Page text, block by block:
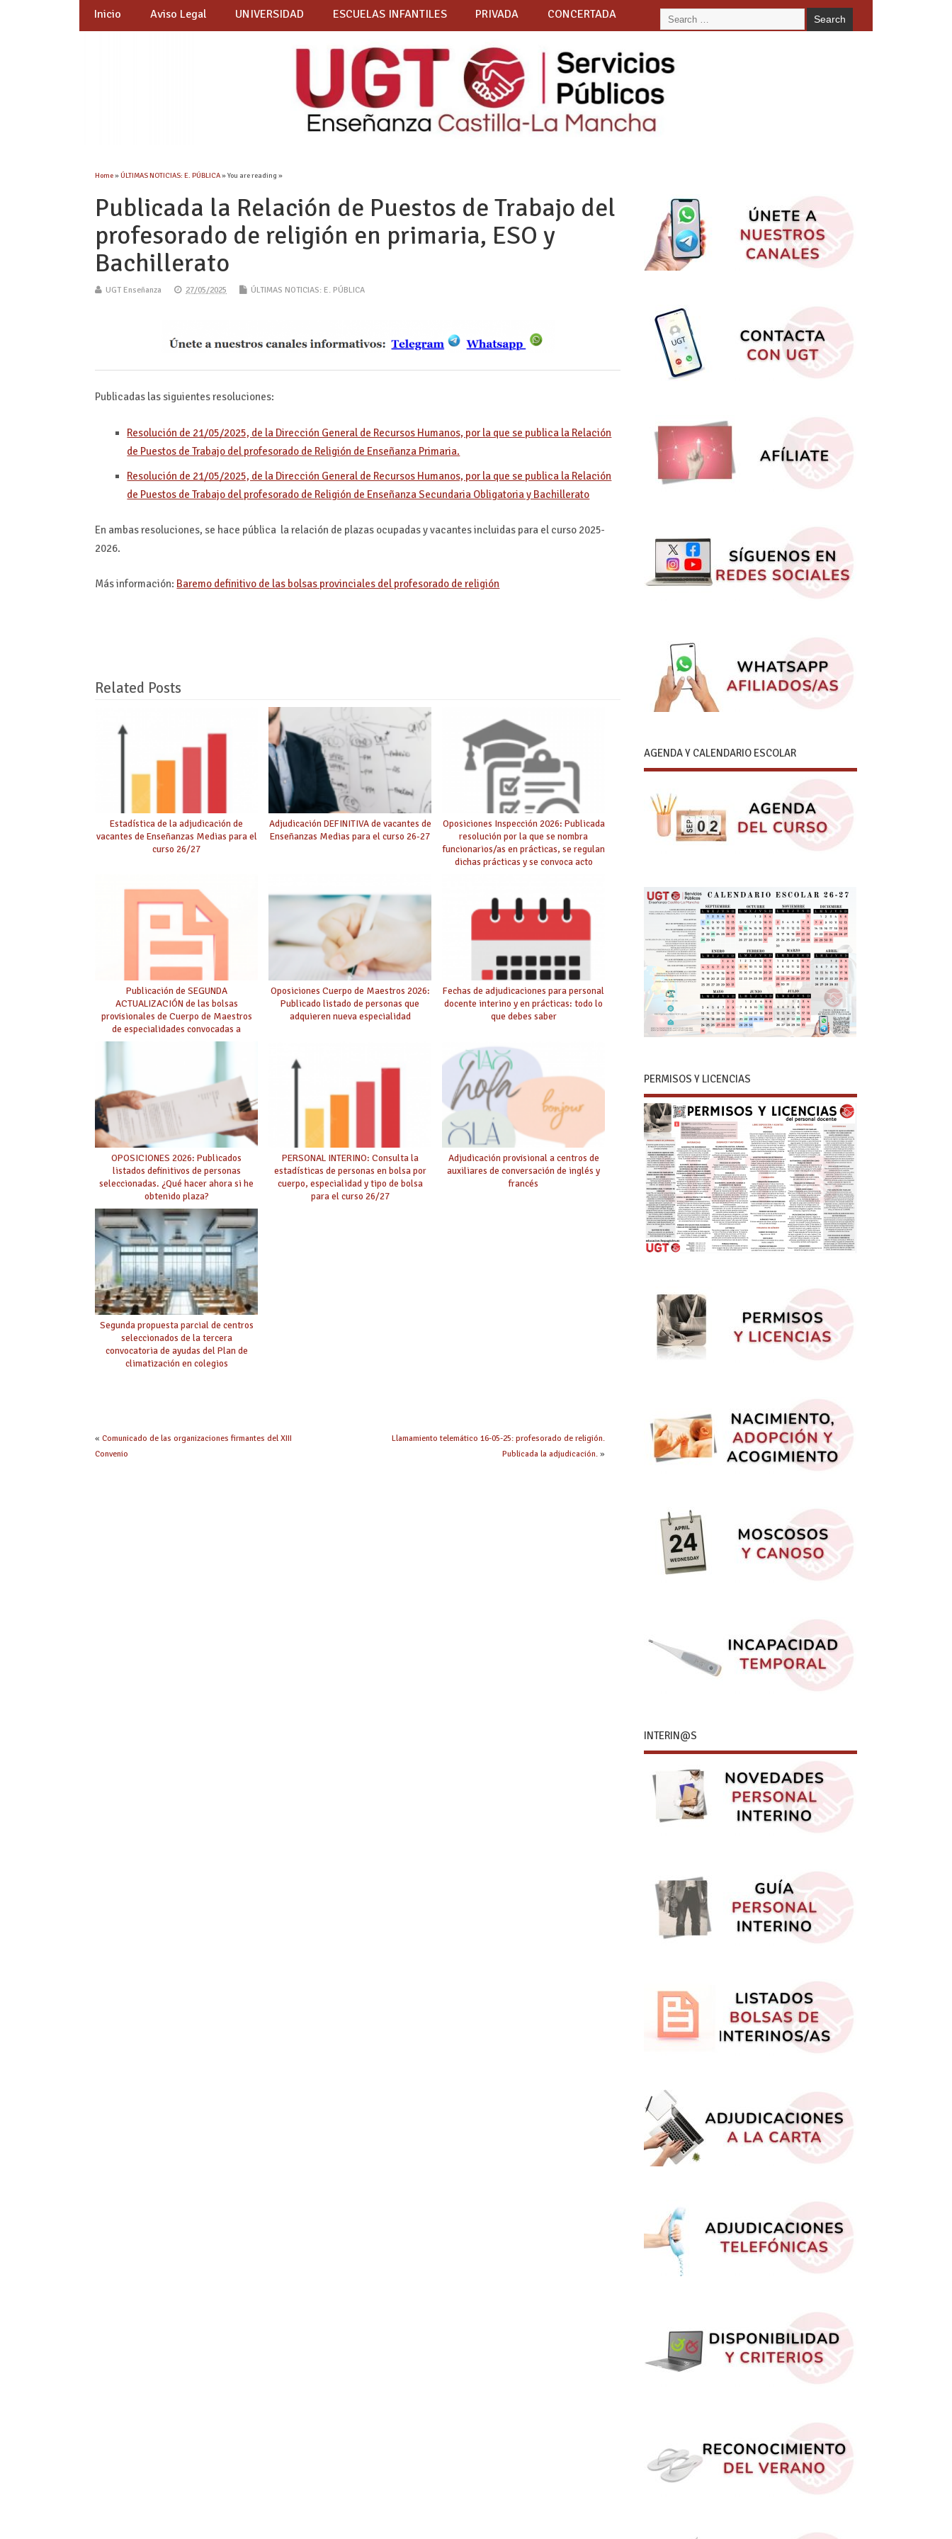
Inicio Aviso Legal UNIVERSIDAD ESCUELAS INFANTILES PRIVADA CONCERTADA
Home»ÚLTIMAS NOTICIAS: E. PÚBLICA» You are reading »
Publicada la Relación de Puestos de Trabajo del
profesorado de religión en primaria, ESO y
Bachillerato
UGT Enseñanza 27/05/2025 ÚLTIMAS NOTICIAS: E. PÚBLICA
Publicadas las siguientes resoluciones:
Resolución de 21/05/2025, de la Dirección General de Recursos Humanos, por la que se publica la Relación
de Puestos de Trabajo del profesorado de Religión de Enseñanza Primaria.
Resolución de 21/05/2025, de la Dirección General de Recursos Humanos, por la que se publica la Relación
de Puestos de Trabajo del profesorado de Religión de Enseñanza Secundaria Obligatoria y Bachillerato
En ambas resoluciones, se hace pública la relación de plazas ocupadas y vacantes incluidas para el curso 2025-
2026.
Más información: Baremo definitivo de las bolsas provinciales del profesorado de religión
Related Posts
Estadística de la adjudicación de
vacantes de Enseñanzas Medias para el
curso 26/27
Adjudicación DEFINITIVA de vacantes de
Enseñanzas Medias para el curso 26-27
Oposiciones Inspección 2026: Publicada
resolución por la que se nombra
funcionarios/as en prácticas, se regulan
dichas prácticas y se convoca acto
Publicación de SEGUNDA
ACTUALIZACIÓN de las bolsas
provisionales de Cuerpo de Maestros
de especialidades convocadas a
Oposiciones Cuerpo de Maestros 2026:
Publicado listado de personas que
adquieren nueva especialidad
Fechas de adjudicaciones para personal
docente interino y en prácticas: todo lo
que debes saber
OPOSICIONES 2026: Publicados
listados definitivos de personas
seleccionadas. ¿Qué hacer ahora si he
obtenido plaza?
PERSONAL INTERINO: Consulta la
estadísticas de personas en bolsa por
cuerpo, especialidad y tipo de bolsa
para el curso 26/27
Adjudicación provisional a centros de
auxiliares de conversación de inglés y
francés
Segunda propuesta parcial de centros
seleccionados de la tercera
convocatoria de ayudas del Plan de
climatización en colegios
«Comunicado de las organizaciones firmantes del XIII
Convenio
Llamamiento telemático 16-05-25: profesorado de religión.
Publicada la adjudicación. »
AGENDA Y CALENDARIO ESCOLAR
PERMISOS Y LICENCIAS
INTERIN@S